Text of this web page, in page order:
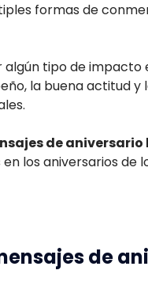
formas de
tipo de
la buena actitud y
de
los aniversarios de
de